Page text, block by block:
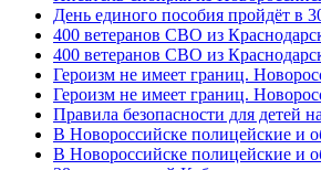
День единого пособия пройдёт в
400 ветеранов СВО из
400 ветеранов СВО из
Героизм не имеет границ.
Героизм не имеет границ.
Правила безопасности для детей
В Новороссийске полицейские и
В Новороссийске полицейские и